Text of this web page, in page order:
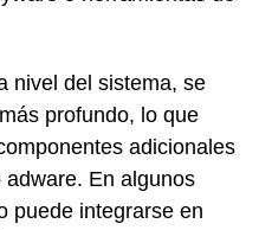
nivel del sistema, se
profundo, lo que
adicionales
En algunos
puede integrarse en